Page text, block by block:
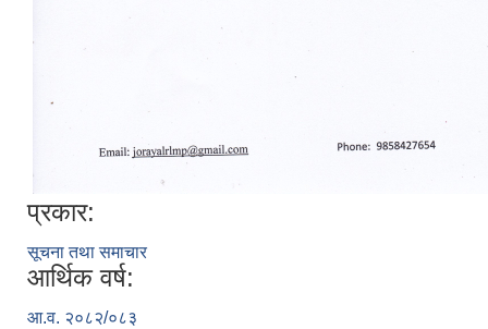
प्रकार:
सूचना तथा समाचार
आर्थिक वर्ष:
आ.व. २०८२/०८३